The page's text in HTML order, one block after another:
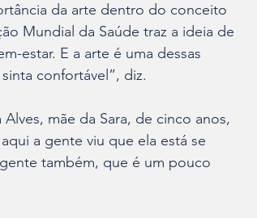
da arte dentro do conceito
Mundial da Saúde traz a ideia de
estar. E a arte é uma dessas
confortável”, diz.
mãe da Sara, de cinco anos,
a gente viu que ela está se
também, que é um pouco